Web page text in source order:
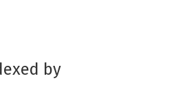
by